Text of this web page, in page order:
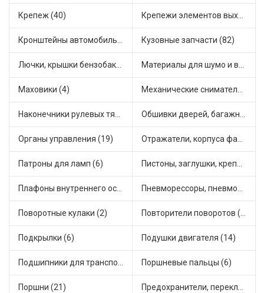
Крепеж (40) Крепежи элементов выхлопной системы (5)
Кронштейны автомобильные (4) Кузовные запчасти (82)
Лючки, крышки бензобака (6) Материалы для шумо и виброизоляции (1)
Маховики (4) Механические сниматели (1)
Наконечники рулевых тяг (30) Обшивки дверей, багажника, потолков, накладки салона (36)
Органы управления (19) Отражатели, корпуса фар и фонарей (1)
Патроны для ламп (6) Пистоны, заглушки, крепежные элементы (12)
Плафоны внутреннего освещения (1) Пневморессоры, пневмоподушки (1)
Поворотные кулаки (2) Повторители поворотов (10)
Подкрылки (6) Подушки двигателя (14)
Подшипники для транспорта (43) Поршневые пальцы (6)
Поршни (21) Предохранители, переключатели, кнопки автомобильные (40)